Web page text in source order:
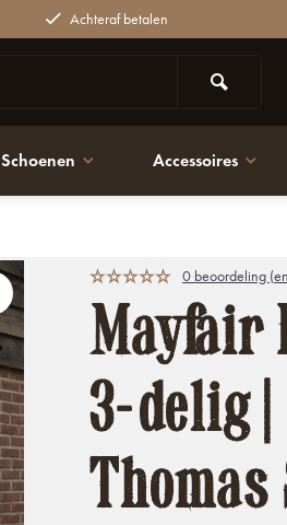
Achteraf betalen
Schoenen Accessoires
0 beoordeling
Mayfair
3-delig